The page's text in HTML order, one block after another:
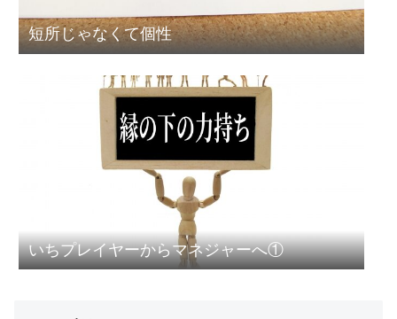
短所じゃなくて個性
いちプレイヤーからマネジャーへ①